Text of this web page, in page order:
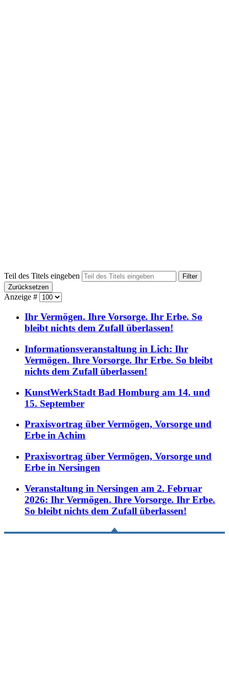
Teil des Titels eingeben
Filter
Zurücksetzen
Anzeige #
Ihr Vermögen. Ihre Vorsorge. Ihr Erbe. So
bleibt nichts dem Zufall überlassen!
Informationsveranstaltung in Lich: Ihr
Vermögen. Ihre Vorsorge. Ihr Erbe. So bleibt
nichts dem Zufall überlassen!
KunstWerkStadt Bad Homburg am 14. und
15. September
Praxisvortrag über Vermögen, Vorsorge und
Erbe in Achim
Praxisvortrag über Vermögen, Vorsorge und
Erbe in Nersingen
Veranstaltung in Nersingen am 2. Februar
2026: Ihr Vermögen. Ihre Vorsorge. Ihr Erbe.
So bleibt nichts dem Zufall überlassen!